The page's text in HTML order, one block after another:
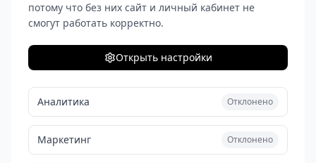
потому что без них сайт и личный кабинет не
смогут работать корректно.
Открыть настройки
Аналитика Отклонено
Маркетинг Отклонено